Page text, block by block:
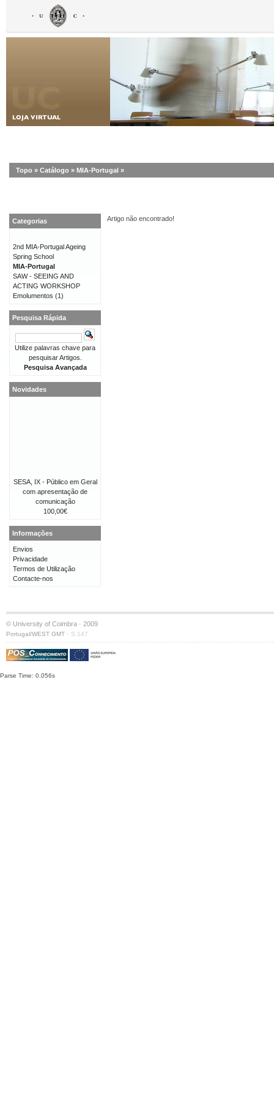
Topo » Catálogo » MIA-Portugal »
Artigo não encontrado!
Categorias
2nd MIA-Portugal Ageing
Spring School
MIA-Portugal
SAW - SEEING AND
ACTING WORKSHOP
Emolumentos (1)
Pesquisa Rápida
Utilize palavras chave para
pesquisar Artigos.
Pesquisa Avançada
Novidades
SESA, IX - Público em Geral
com apresentação de
comunicação
100,00€
Informações
Envios
Privacidade
Termos de Utilização
Contacte-nos
© University of Coimbra · 2009
Portugal/WEST GMT · S:147
Parse Time: 0.056s